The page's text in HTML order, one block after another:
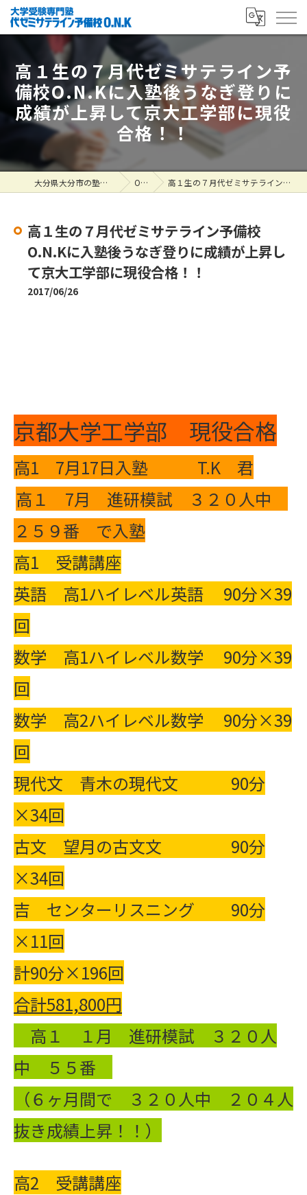
高１生の７月代ゼミサテライン予
備校O.N.Kに入塾後うなぎ登りに
成績が上昇して京大工学部に現役
合格！！
大分県大分市の塾なら大学受験専門塾 代ゼミサテライン予備校O.N.K ONK掲示板 高１生の７月代ゼミサテライン予備校O.N.Kに入塾後うなぎ登りに成績が上昇して京大工学部に現役合格！！
高１生の７月代ゼミサテライン予備校
O.N.Kに入塾後うなぎ登りに成績が上昇し
て京大工学部に現役合格！！
2017/06/26
京都大学工学部 現役合格
高1 7月17日入塾 T.K 君
高１ 7月 進研模試 ３２０人中
２５９番 で入塾
高1 受講講座
英語 高1ハイレベル英語 90分×39
回
数学 高1ハイレベル数学 90分×39
回
数学 高2ハイレベル数学 90分×39
回
現代文 青木の現代文 90分
×34回
古文 望月の古文文 90分
×34回
吉 センターリスニング 90分
×11回
計90分×196回
合計581,800円
高１ １月 進研模試 ３２０人
中 ５５番
（６ヶ月間で ３２０人中 ２０４人
抜き成績上昇！！）
高2 受講講座